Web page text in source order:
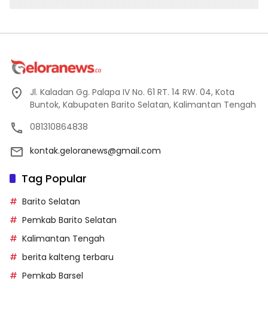
Jl. Kaladan Gg. Palapa IV No. 61 RT. 14 RW. 04, Kota
Buntok, Kabupaten Barito Selatan, Kalimantan Tengah
081310864838
kontak.geloranews@gmail.com
Tag Popular
Barito Selatan
Pemkab Barito Selatan
Kalimantan Tengah
berita kalteng terbaru
Pemkab Barsel